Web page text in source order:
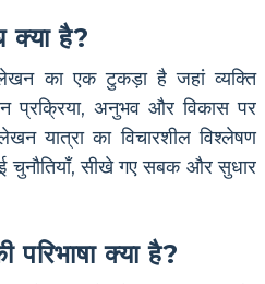
क्या है?
का एक टुकड़ा है जहां व्यक्ति
अनुभव और विकास पर
यात्रा का विचारशील विश्लेषण
चुनौतियाँ, सीखे गए सबक और सुधार
परिभाषा क्या है?